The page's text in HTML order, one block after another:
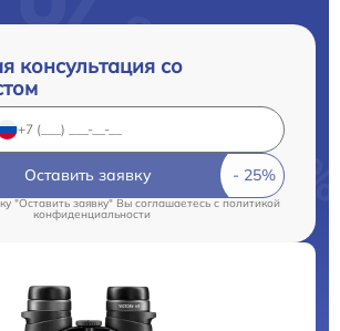
консультация со
Оставить заявку
"Оставить заявку" Вы соглашаетесь cполитикой
конфиденциальности